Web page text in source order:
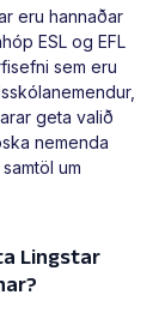
eru hannaðar
ESL og EFL
sem eru
geta valið
nemenda
um
Lingstar